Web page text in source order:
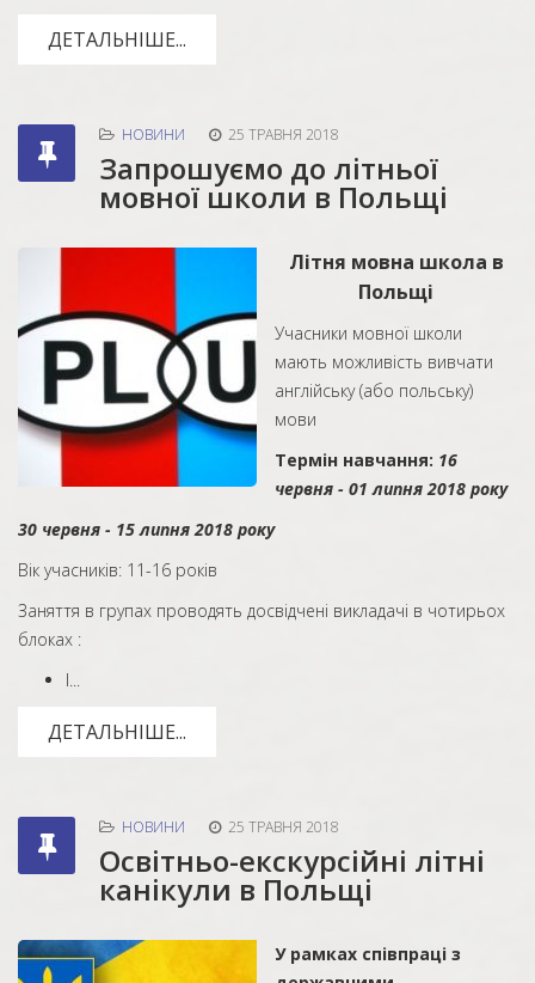
ДЕТАЛЬНІШЕ...
НОВИНИ 25 ТРАВНЯ 2018
Запрошуємо до літньої
мовної школи в Польщі
Літня мовна школа в
Польщі
Учасники мовної школи
мають можливість вивчати
англійську (або польську)
мови
Термін навчання: 16
червня - 01 липня 2018 року
30 червня - 15 липня 2018 року
Вік учасників: 11-16 років
Заняття в групах проводять досвідчені викладачі в чотирьох
блоках :
І...
ДЕТАЛЬНІШЕ...
НОВИНИ 25 ТРАВНЯ 2018
Освітньо-екскурсійні літні
канікули в Польщі
У рамках співпраці з